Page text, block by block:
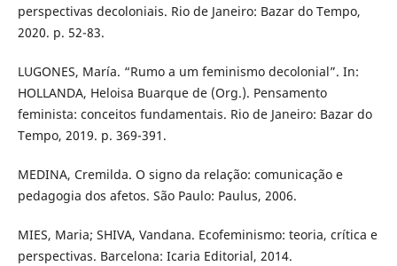
perspectivas decoloniais. Rio de Janeiro: Bazar do Tempo,
2020. p. 52-83.
LUGONES, María. “Rumo a um feminismo decolonial”. In:
HOLLANDA, Heloisa Buarque de (Org.). Pensamento
feminista: conceitos fundamentais. Rio de Janeiro: Bazar do
Tempo, 2019. p. 369-391.
MEDINA, Cremilda. O signo da relação: comunicação e
pedagogia dos afetos. São Paulo: Paulus, 2006.
MIES, Maria; SHIVA, Vandana. Ecofeminismo: teoria, crítica e
perspectivas. Barcelona: Icaria Editorial, 2014.